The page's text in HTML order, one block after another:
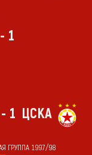
1
1 ЦСКА
ГРУППА 1997/98